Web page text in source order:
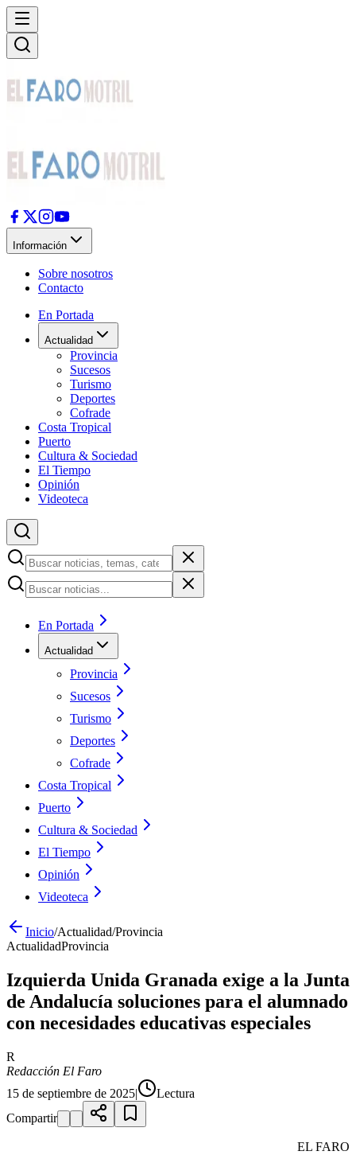
Información
Sobre nosotros
Contacto
En Portada
Actualidad
Provincia
Sucesos
Turismo
Deportes
Cofrade
Costa Tropical
Puerto
Cultura & Sociedad
El Tiempo
Opinión
Videoteca
En Portada
Actualidad
Provincia
Sucesos
Turismo
Deportes
Cofrade
Costa Tropical
Puerto
Cultura & Sociedad
El Tiempo
Opinión
Videoteca
Inicio/Actualidad/Provincia
ActualidadProvincia
Izquierda Unida Granada exige a la Junta
de Andalucía soluciones para el alumnado
con necesidades educativas especiales
R
Redacción El Faro
15 de septiembre de 2025|
Lectura
Compartir
EL FARO